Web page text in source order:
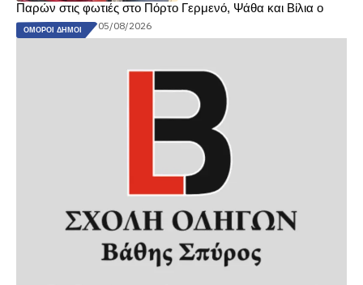
Παρών στις φωτιές στο Πόρτο Γερμενό, Ψάθα και Βίλια ο
ΌΜΟΡΟΙ ΔΉΜΟΙ 05/08/2026